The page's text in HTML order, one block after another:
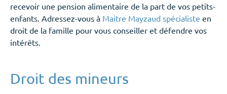
recevoir une pension alimentaire de la part de vos petits-
enfants. Adressez-vous à Maitre Mayzaud spécialiste en
droit de la famille pour vous conseiller et défendre vos
intérêts.
Droit des mineurs